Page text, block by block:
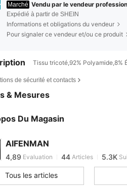
Marché Vendu par le vendeur
Expédié à partir de SHEIN
Informations et obligations du vendeur
Pour signaler ce vendeur et/ou ce produit
Tissu tricoté,92% Polyamide,8%
de sécurité et contacts
& Mesures
Du Magasin
AIFENMAN
4,89
4,89 Evaluation 44 Articles 5.3K
m***aest en train de naviguer
Tous les articles